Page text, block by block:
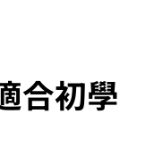
合初學